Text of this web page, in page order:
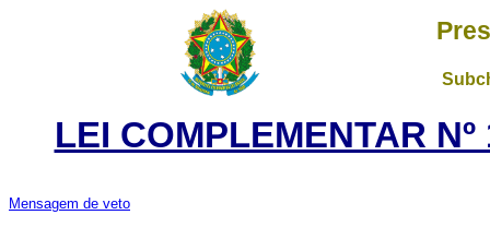
LEI COMPLEMENTAR
Mensagem de veto